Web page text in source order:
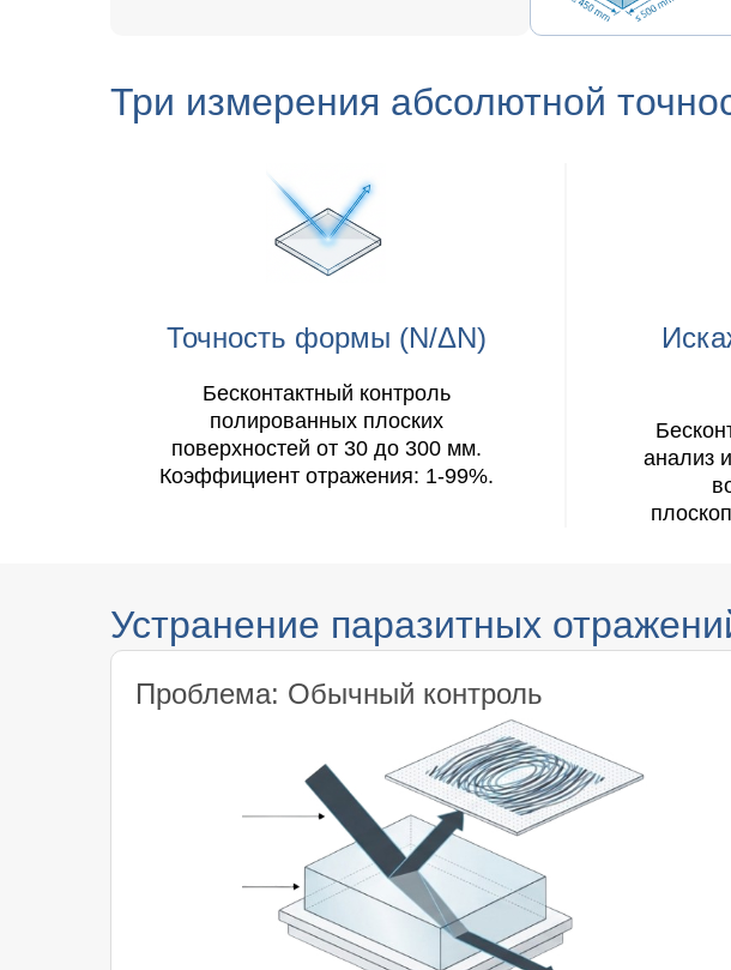
Три измерения абсолютной
Точность формы (N/ΔN)
Бесконтактный контроль
полированных плоских
поверхностей от 30 до 300 мм.
Коэффициент отражения: 1-99%.
анализ
Устранение паразитных
Проблема: Обычный контроль